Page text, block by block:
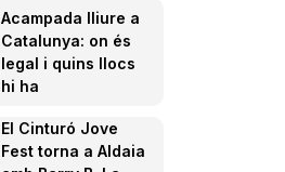
Acampada lliure a
Catalunya: on és
legal i quins llocs
hi ha
El Cinturó Jove
Fest torna a Aldaia